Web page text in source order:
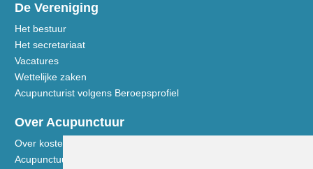
De Vereniging
Het bestuur
Het secretariaat
Vacatures
Wettelijke zaken
Acupuncturist volgens Beroepsprofiel
Over Acupunctuur
Over kosten en vergoedingen
Acupunctuur toegelicht